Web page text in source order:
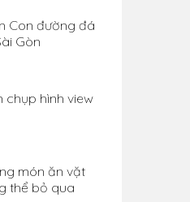
Con đường đá
Gòn
chụp hình view
món ăn vặt
thể bỏ qua